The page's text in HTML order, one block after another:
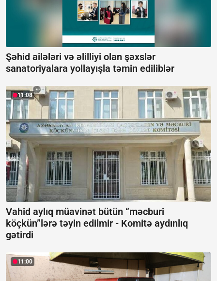
Şəhid ailələri və əlilliyi olan şəxslər
sanatoriyalara yollayışla təmin ediliblər
11:08
Vahid aylıq müavinət bütün “məcburi
köçkün”lərə təyin edilmir - Komitə aydınlıq
gətirdi
11:00